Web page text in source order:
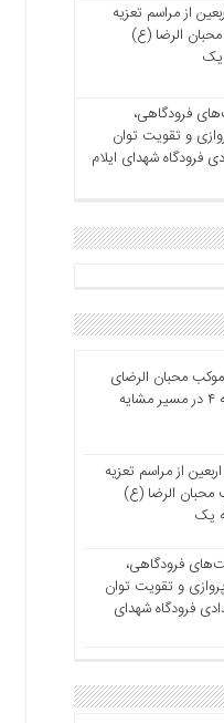
از مراسم تعزیه
الرضا (ع)
یک
فرودگاهی،
و تقویت توان
فرودگاه شهدای ایلام
محبان الرضای
از مراسم تعزیه
محبان الرضا (ع)
یک
فرودگاهی،
و تقویت توان
فرودگاه شهدای